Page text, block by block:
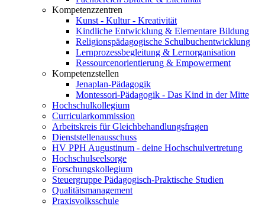
Kompetenzzentren
Kunst - Kultur - Kreativität
Kindliche Entwicklung & Elementare Bildung
Religionspädagogische Schulbuchentwicklung
Lernprozessbegleitung & Lernorganisation
Ressourcenorientierung & Empowerment
Kompetenzstellen
Jenaplan-Pädagogik
Montessori-Pädagogik - Das Kind in der Mitte
Hochschulkollegium
Curricularkommission
Arbeitskreis für Gleichbehandlungsfragen
Dienststellenausschuss
HV PPH Augustinum - deine Hochschulvertretung
Hochschulseelsorge
Forschungskollegium
Steuergruppe Pädagogisch-Praktische Studien
Qualitätsmanagement
Praxisvolksschule